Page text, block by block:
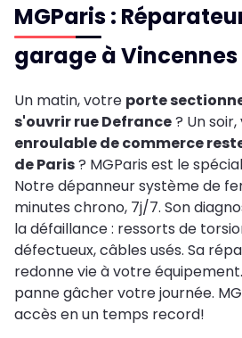
MGParis :
garage à
Un matin, votre porte
s'ouvrir rue Defrance? Un
enroulable de commerce
de Paris? MGParis est le
Notre dépanneur système de
minutes chrono, 7j/7. Son
la défaillance : ressorts de
défectueux, câbles usés. Sa
redonne vie à votre
panne gâcher votre journée.
accès en un temps record!